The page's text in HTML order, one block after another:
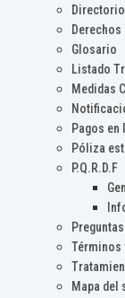
Directorio
Glosario
Listado
Medidas
Pagos en
Póliza
P.Q.R.D.F
Términos
Mapa del